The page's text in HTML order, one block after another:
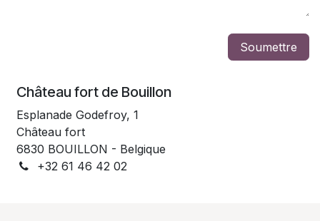
Soumettre
Château fort de Bouillon
Esplanade Godefroy, 1
Château fort
6830 BOUILLON - Belgique
+32 61 46 42 02